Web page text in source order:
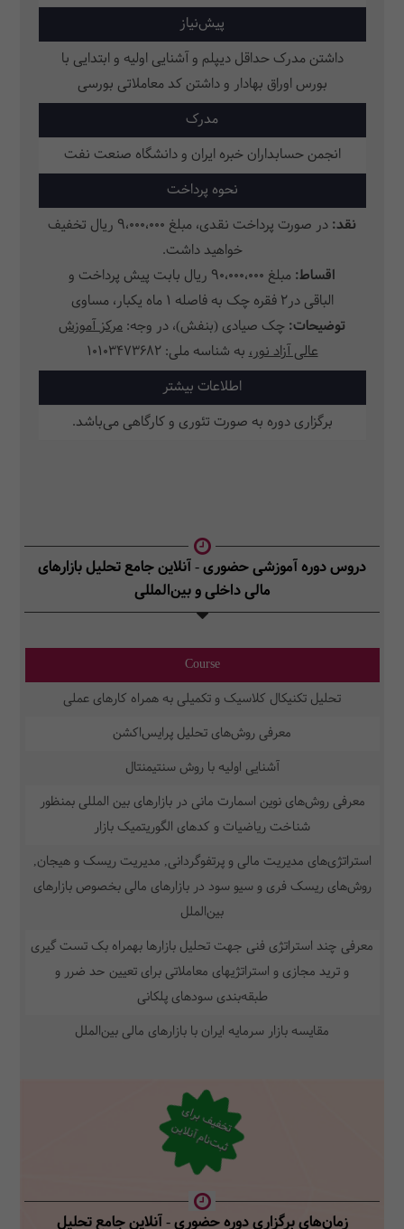
پیش‌نیاز
داشتن مدرک حداقل دیپلم و آشنایی اولیه و ابتدایی با
بورس اوراق بهادار و داشتن کد معاملاتی بورسی
مدرک
انجمن حسابداران خبره ایران و دانشگاه صنعت نفت
نحوه پرداخت
نقد:
در صورت پرداخت نقدی، مبلغ 9،000،000 ریال تخفیف
خواهید داشت.
اقساط:
مبلغ 90،000،000 ریال بابت پیش پرداخت و
الباقیدر2 فقره چک به فاصله 1 ماه یکبار، مساوی
توضیحات: چک صیادی (بنفش)، در وجه: مرکز آموزش
عالی آزاد نور،به شناسه ملی: 10103473682
اطلاعات بیشتر
برگزاری دوره به صورت تئوری و کارگاهی می‌باشد.
دروس دوره آموزشی حضوری - آنلاین جامع تحلیل بازارهای
مالی داخلی و بین‌المللی
Course
تحلیل تکنیکال کلاسیک و تکمیلی به همراه کارهای عملی
معرفی روش‌های تحلیل پرایس‌اکشن
آشنایی اولیه با روش سنتیمنتال
معرفی روش‌های نوین اسمارت مانی در بازارهای بین المللی بمنظور
شناخت ریاضیات و کدهای الگوریتمیک بازار
استراتژی‌های مدیریت مالی و پرتفوگردانی, مدیریت ریسک و هیجان,
روش‌های ریسک فری و سیو سود در بازارهای مالی بخصوص بازارهای
بین‌الملل
معرفی چند استراتژی فنی جهت تحلیل بازارها بهمراه بک تست گیری
و ترید مجازی و استراتژیهای معاملاتی برای تعیین حد ضرر و
طبقه‌بندی سودهای پلکانی
مقایسه بازار سرمایه ایران با بازارهای مالی بین‌الملل
زمان‌های برگزاری دوره حضوری - آنلاین جامع تحلیل
ت
خ
فی
ف برا
ی
ثب
ت‌نا
م آنلای
ن